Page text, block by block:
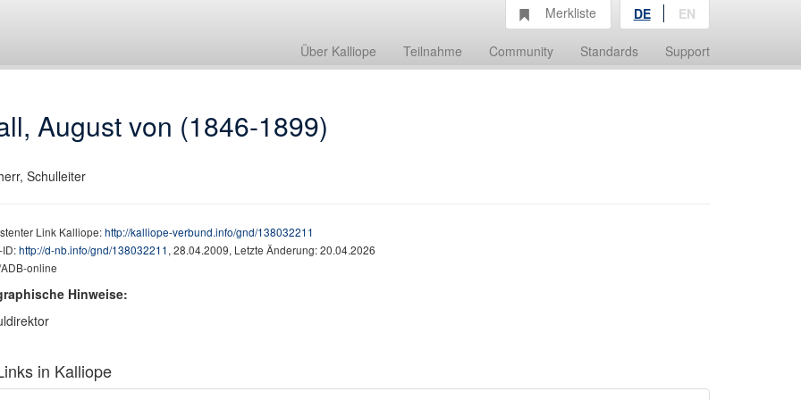
Über Kalliope Teilnahme Community Standards Support
Merkliste DE EN
August von (1846-1899)
Schulleiter
Link Kalliope:http://kalliope-verbund.info/gnd/138032211
http://d-nb.info/gnd/138032211, 28.04.2009, Letzte Änderung: 20.04.2026
online
Hinweise:
in Kalliope